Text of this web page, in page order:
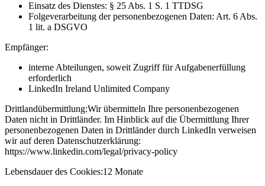
Einsatz des Dienstes: § 25 Abs. 1 S. 1 TTDSG
Folgeverarbeitung der personenbezogenen Daten: Art. 6 Abs.
1 lit. a DSGVO
Empfänger:
interne Abteilungen, soweit Zugriff für Aufgabenerfüllung
erforderlich
LinkedIn Ireland Unlimited Company
Drittlandübermittlung:Wir übermitteln Ihre personenbezogenen
Daten nicht in Drittländer. Im Hinblick auf die Übermittlung Ihrer
personenbezogenen Daten in Drittländer durch LinkedIn verweisen
wir auf deren Datenschutzerklärung:
https://www.linkedin.com/legal/privacy-policy
Lebensdauer des Cookies:12 Monate